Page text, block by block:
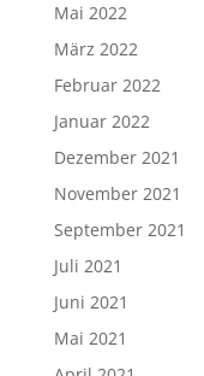
Mai 2022
März 2022
Februar 2022
Januar 2022
Dezember 2021
November 2021
September 2021
Juli 2021
Juni 2021
Mai 2021